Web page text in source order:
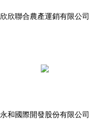
欣欣聯合農產運銷有限公司
永和國際開發股份有限公司